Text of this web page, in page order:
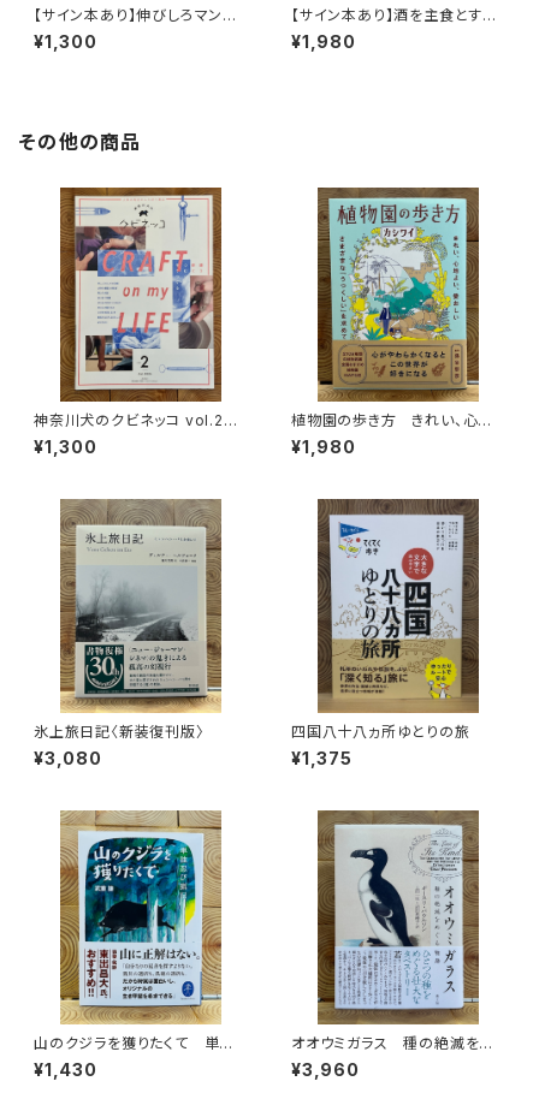
【サイン本あり】伸びしろマンが
ゆく！
¥1,300
【サイン本あり】酒を主食とする
人々 エチオピアの科学的秘境
を旅する
¥1,980
その他の商品
神奈川犬のクビネッコ vol.2
特集：CRAFT on my LIFE
¥1,300
植物園の歩き方 きれい、心地
よい、愛おしい さまざまな「うつ
くしい」を求めて
¥1,980
氷上旅日記〈新装復刊版〉
¥3,080
四国八十八ヵ所ゆとりの旅
¥1,375
山のクジラを獲りたくて 単独
忍び猟記（文庫版）
¥1,430
オオウミガラス 種の絶滅をめ
ぐる物語
¥3,960